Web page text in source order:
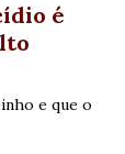
é
e que o